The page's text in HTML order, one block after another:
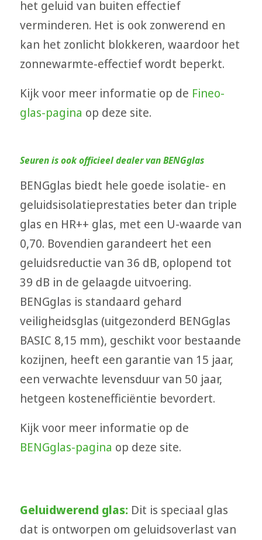
het geluid van buiten effectief
verminderen. Het is ook zonwerend en
kan het zonlicht blokkeren, waardoor het
zonnewarmte-effectief wordt beperkt.
Kijk voor meer informatie op de Fineo-
glas-pagina op deze site.
Seuren is ook officieel dealer van BENGglas
BENGglas biedt hele goede isolatie- en
geluidsisolatieprestaties beter dan triple
glas en HR++ glas, met een U-waarde van
0,70. Bovendien garandeert het een
geluidsreductie van 36 dB, oplopend tot
39 dB in de gelaagde uitvoering.
BENGglas is standaard gehard
veiligheidsglas (uitgezonderd BENGglas
BASIC 8,15 mm), geschikt voor bestaande
kozijnen, heeft een garantie van 15 jaar,
een verwachte levensduur van 50 jaar,
hetgeen kostenefficiëntie bevordert.
Kijk voor meer informatie op de
BENGglas-pagina op deze site.
Geluidwerend glas:Dit is speciaal glas
dat is ontworpen om geluidsoverlast van